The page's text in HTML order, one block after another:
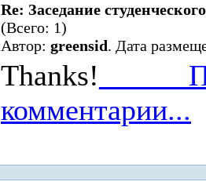
Re: Заседание
(Всего: 1)
Автор: greensid. Дата
Thanks!
комментарии...